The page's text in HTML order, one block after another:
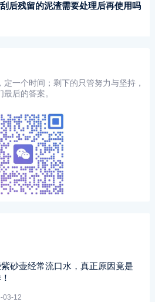
后残留的泥渣需要处理后再使用吗
定一个时间；剩下的只管努力与坚持，
后的答案。
砂壶经常流口水，真正原因竟是
03-12